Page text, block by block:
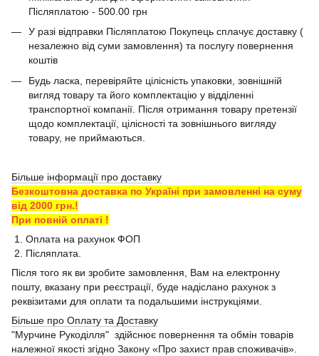
Післяплатою - 500.00 грн
У разі відправки Післяплатою Покупець сплачує доставку (
незалежно від суми замовлення) та послугу повернення
коштів
Будь ласка, перевіряйте цілісність упаковки, зовнішній
вигляд товару та його комплектацію у відділенні
транспортної компанії. Після отримання товару претензії
щодо комплектації, цілісності та зовнішнього вигляду
товару, не приймаються.
Більше інформації про доставку
Безкоштовна доставка по Україні при замовленні на суму
від 2000 грн.!
При повній оплаті !
1. Оплата на рахунок ФОП
2. Післяплата.
Після того як ви зробите замовлення, Вам на електронну
пошту, вказану при реєстрації, буде надіслано рахунок з
реквізитами для оплати та подальшими інструкціями.
Більше про Оплату та Доставку
"Мурчине Рукоділля" здійснює повернення та обмін товарів
належної якості згідно Закону «Про захист прав споживачів».